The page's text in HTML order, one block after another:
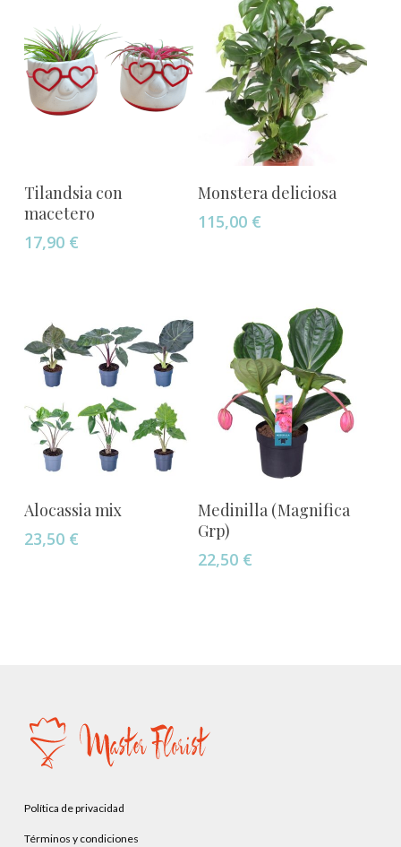
Añadir Al Carrito
Tilandsia con
macetero
17,90 €
Añadir Al Carrito
Monstera deliciosa
115,00 €
Añadir Al Carrito
Alocassia mix
23,50 €
Añadir Al Carrito
Medinilla (Magnifica
Grp)
22,50 €
Política de privacidad
Términos y condiciones